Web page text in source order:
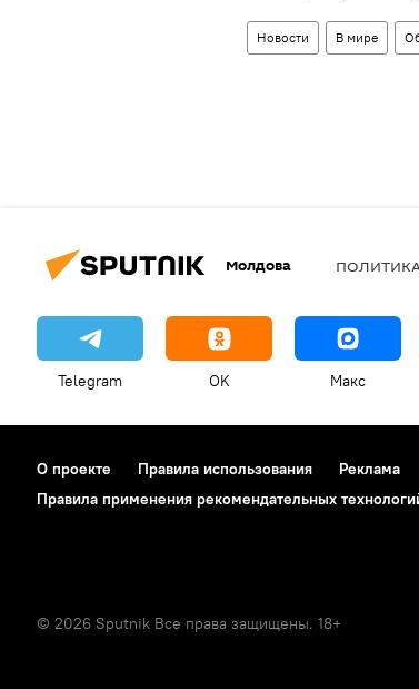
Новости В мире
Молдова ПОЛИТИКА
Telegram OK Макс
О проекте Правила использования Реклама
Правила применения рекомендательных
© 2026 Sputnik Все права защищены. 18+